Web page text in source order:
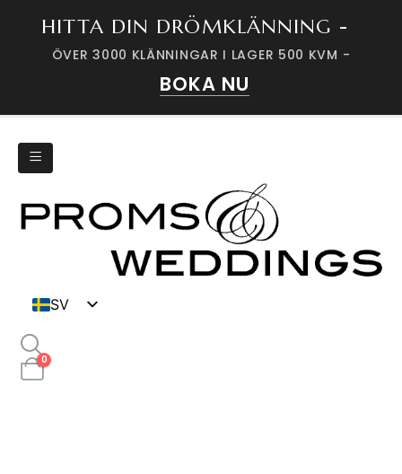
HITTA DIN DRÖMKLÄNNING -
ÖVER 3000 KLÄNNINGAR I LAGER 500 KVM -
BOKA NU
SV
0